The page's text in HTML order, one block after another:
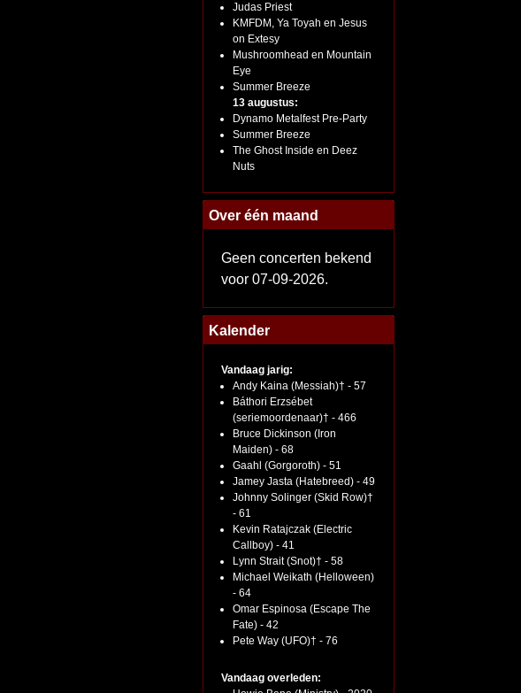
Judas Priest
KMFDM, Ya Toyah en Jesus
on Extesy
Mushroomhead en Mountain
Eye
Summer Breeze
13 augustus:
Dynamo Metalfest Pre-Party
Summer Breeze
The Ghost Inside en Deez
Nuts
Over één maand
Geen concerten bekend
voor 07-09-2026.
Kalender
Vandaag jarig:
Andy Kaina (Messiah)† - 57
Báthori Erzsébet
(seriemoordenaar)† - 466
Bruce Dickinson (Iron
Maiden) - 68
Gaahl (Gorgoroth) - 51
Jamey Jasta (Hatebreed) - 49
Johnny Solinger (Skid Row)†
- 61
Kevin Ratajczak (Electric
Callboy) - 41
Lynn Strait (Snot)† - 58
Michael Weikath (Helloween)
- 64
Omar Espinosa (Escape The
Fate) - 42
Pete Way (UFO)† - 76
Vandaag overleden: